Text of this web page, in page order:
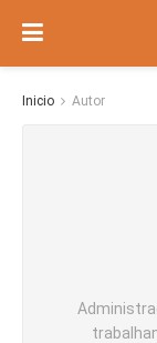
Inicio Autor